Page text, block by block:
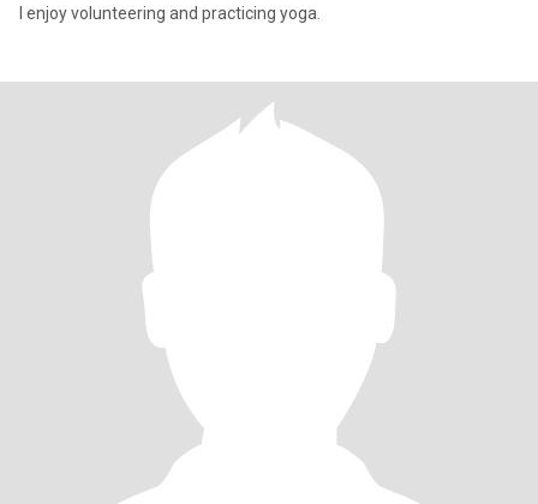
I enjoy volunteering and practicing yoga.